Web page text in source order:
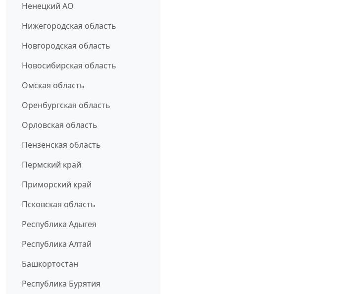
Ненецкий АО
Нижегородская область
Новгородская область
Новосибирская область
Омская область
Оренбургская область
Орловская область
Пензенская область
Пермский край
Приморский край
Псковская область
Республика Адыгея
Республика Алтай
Башкортостан
Республика Бурятия